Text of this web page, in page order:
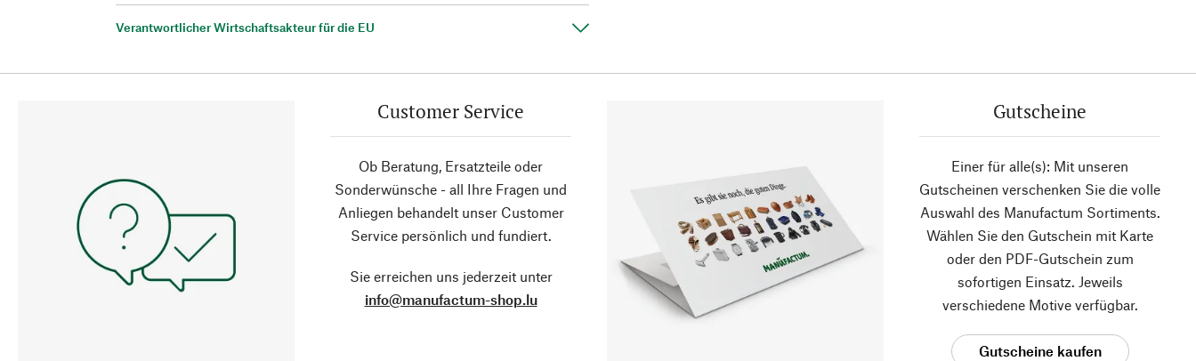
Verantwortlicher Wirtschaftsakteur für die EU
Customer Service
Ob Beratung, Ersatzteile oder
Sonderwünsche - all Ihre Fragen und
Anliegen behandelt unser Customer
Service persönlich und fundiert.
Sie erreichen uns jederzeit unter
info@manufactum-shop.lu
Gutscheine
Einer für alle(s): Mit unseren
Gutscheinen verschenken Sie die volle
Auswahl des Manufactum Sortiments.
Wählen Sie den Gutschein mit Karte
oder den PDF-Gutschein zum
sofortigen Einsatz. Jeweils
verschiedene Motive verfügbar.
Gutscheine kaufen